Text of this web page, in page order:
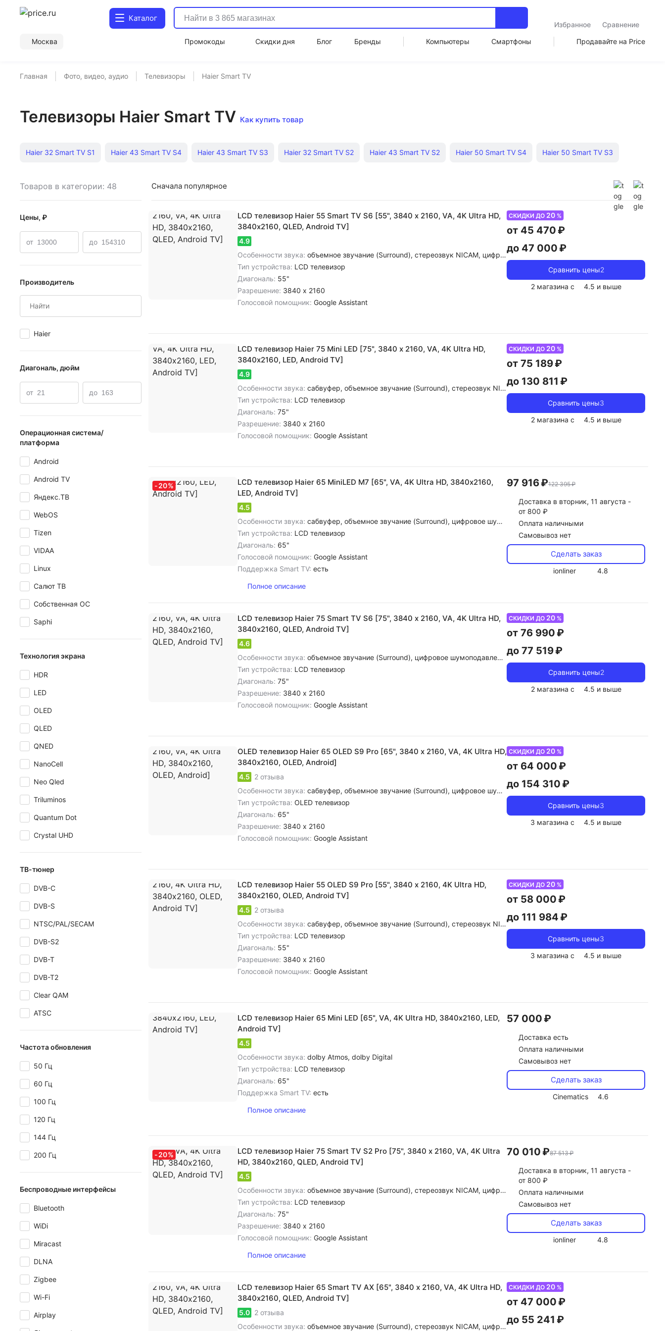
Каталог
Избранное
Сравнение
Москва
Промокоды Скидки дня Блог Бренды Компьютеры Смартфоны Продавайте на Price
Главная Фото, видео, аудио Телевизоры Haier Smart TV
Телевизоры Haier Smart TV Как купить товар
Haier 32 Smart TV S1 Haier 43 Smart TV S4 Haier 43 Smart TV S3 Haier 32 Smart TV S2 Haier 43 Smart TV S2 Haier 50 Smart TV S4 Haier 50 Smart TV S3
Haier 55 Smart TV S3 Haier 65 Smart TV S2 Haier 65 Smart TV S4 Haier 65 Smart TV S5 Haier 75 Smart TV S1 Haier LED
Товаров в категории: 48
Цены, ₽
от до
Производитель
Haier
Диагональ, дюйм
от до
Операционная система/
платформа
Android
Android TV
Яндекс.ТВ
WebOS
Tizen
VIDAA
Linux
Салют ТВ
Собственная ОС
Saphi
Технология экрана
HDR
LED
OLED
QLED
QNED
NanoCell
Neo Qled
Triluminos
Quantum Dot
Crystal UHD
ТВ-тюнер
DVB-C
DVB-S
NTSC/PAL/SECAM
DVB-S2
DVB-T
DVB-T2
Clear QAM
ATSC
Частота обновления
50 Гц
60 Гц
100 Гц
120 Гц
144 Гц
200 Гц
Беспроводные интерфейсы
Bluetooth
WiDi
Miracast
DLNA
Zigbee
Wi-Fi
Airplay
Сначала популярное
LCD телевизор Haier 55 Smart TV S6 [55", 3840 x 2160, VA, 4K Ultra HD,
3840х2160, QLED, Android TV]
4.9
Особенности звука: объемное звучание (Surround), cтереозвук NICAM, цифровое шумоподавление, dolby Atmos, dolby Digital, DTS
Тип устройства: LCD телевизор
Диагональ: 55"
Разрешение: 3840 x 2160
Голосовой помощник: Google Assistant
СКИДКИ ДО 20 %
от 45 470 ₽
до 47 000 ₽
Сравнить цены2
2 магазина с
4.5 и выше
LCD телевизор Haier 75 Mini LED [75", 3840 x 2160, VA, 4K Ultra HD,
3840х2160, LED, Android TV]
4.9
Особенности звука: сабвуфер, объемное звучание (Surround), cтереозвук NICAM, цифровое шумоподавление, dolby Atmos, dolby Digital, DTS
Тип устройства: LCD телевизор
Диагональ: 75"
Разрешение: 3840 x 2160
Голосовой помощник: Google Assistant
СКИДКИ ДО 20 %
от 75 189 ₽
до 130 811 ₽
Сравнить цены3
2 магазина с
4.5 и выше
-20%
LCD телевизор Haier 65 MiniLED M7 [65", VA, 4K Ultra HD, 3840х2160,
LED, Android TV]
4.5
Особенности звука: сабвуфер, объемное звучание (Surround), цифровое шумоподавление, dolby Atmos, dolby Digital, DTS
Тип устройства: LCD телевизор
Диагональ: 65"
Голосовой помощник: Google Assistant
Поддержка Smart TV: есть
Полное описание
97 916 ₽122 395 ₽
Доставка в вторник, 11 августа -
от 800 ₽
Оплата наличными
Самовывоз нет
Сделать заказ
ionliner 4.8
LCD телевизор Haier 75 Smart TV S6 [75", 3840 x 2160, VA, 4K Ultra HD,
3840х2160, QLED, Android TV]
4.6
Особенности звука: объемное звучание (Surround), цифровое шумоподавление, dolby Atmos, dolby Digital, DTS
Тип устройства: LCD телевизор
Диагональ: 75"
Разрешение: 3840 x 2160
Голосовой помощник: Google Assistant
СКИДКИ ДО 20 %
от 76 990 ₽
до 77 519 ₽
Сравнить цены2
2 магазина с
4.5 и выше
OLED телевизор Haier 65 OLED S9 Pro [65", 3840 x 2160, VA, 4K Ultra HD,
3840х2160, OLED, Android]
4.5
2 отзыва
Особенности звука: сабвуфер, объемное звучание (Surround), цифровое шумоподавление, dolby Atmos, dolby Digital, DTS
Тип устройства: OLED телевизор
Диагональ: 65"
Разрешение: 3840 x 2160
Голосовой помощник: Google Assistant
СКИДКИ ДО 20 %
от 64 000 ₽
до 154 310 ₽
Сравнить цены3
3 магазина с
4.5 и выше
LCD телевизор Haier 55 OLED S9 Pro [55", 3840 x 2160, 4K Ultra HD,
3840х2160, OLED, Android TV]
4.5
2 отзыва
Особенности звука: сабвуфер, объемное звучание (Surround), cтереозвук NICAM, цифровое шумоподавление, dolby Atmos, dolby Digital, DTS
Тип устройства: LCD телевизор
Диагональ: 55"
Разрешение: 3840 x 2160
Голосовой помощник: Google Assistant
СКИДКИ ДО 20 %
от 58 000 ₽
до 111 984 ₽
Сравнить цены3
3 магазина с
4.5 и выше
LCD телевизор Haier 65 Mini LED [65", VA, 4K Ultra HD, 3840х2160, LED,
Android TV]
4.5
Особенности звука: dolby Atmos, dolby Digital
Тип устройства: LCD телевизор
Диагональ: 65"
Поддержка Smart TV: есть
Полное описание
57 000 ₽
Доставка есть
Оплата наличными
Самовывоз нет
Сделать заказ
Cinematics 4.6
-20%
LCD телевизор Haier 75 Smart TV S2 Pro [75", 3840 x 2160, VA, 4K Ultra
HD, 3840х2160, QLED, Android TV]
4.5
Особенности звука: объемное звучание (Surround), cтереозвук NICAM, цифровое шумоподавление, dolby Atmos, dolby Digital, DTS, автоконтроль громкости (AVL)
Тип устройства: LCD телевизор
Диагональ: 75"
Разрешение: 3840 x 2160
Голосовой помощник: Google Assistant
Полное описание
70 010 ₽87 513 ₽
Доставка в вторник, 11 августа -
от 800 ₽
Оплата наличными
Самовывоз нет
Сделать заказ
ionliner 4.8
LCD телевизор Haier 65 Smart TV AX [65", 3840 x 2160, VA, 4K Ultra HD,
3840х2160, QLED, Android TV]
5.0 2 отзыва
Особенности звука: объемное звучание (Surround), cтереозвук NICAM, цифровое шумоподавление, dolby Atmos, dolby Digital
СКИДКИ ДО 20 %
от 47 000 ₽
до 55 241 ₽